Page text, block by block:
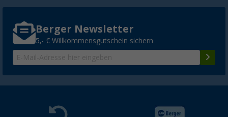
Berger Newsletter
5,- € Willkommensgutschein sichern